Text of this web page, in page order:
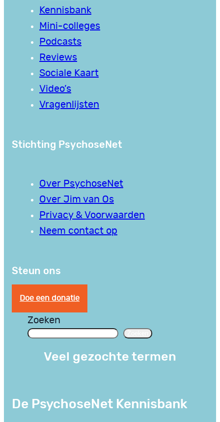
Kennisbank
Mini-colleges
Podcasts
Reviews
Sociale Kaart
Video’s
Vragenlijsten
Stichting PsychoseNet
Over PsychoseNet
Over Jim van Os
Privacy & Voorwaarden
Neem contact op
Steun ons
Doe een donatie
Zoeken
Veel gezochte termen
De PsychoseNet Kennisbank